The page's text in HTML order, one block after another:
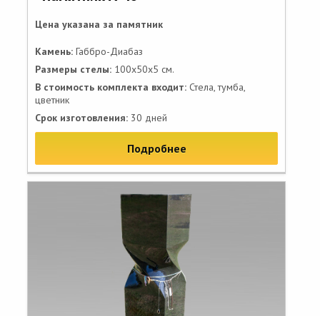
Цена указана за памятник
Камень: Габбро-Диабаз
Размеры стелы: 100х50х5 см.
В стоимость комплекта входит: Стела, тумба,
цветник
Срок изготовления: 30 дней
Подробнее